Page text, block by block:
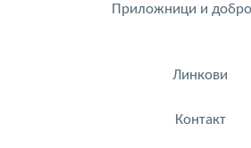
Приложници и
Линкови
Контакт